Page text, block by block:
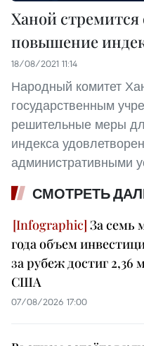
Ханой стремится
повышение
18/08/2021 11:14
Народный комитет
государственным
решительные меры
индекса
административными
СМОТРЕТЬ
За семь
года объем
за рубеж достиг 2,36
США
07/08/2026 17:00